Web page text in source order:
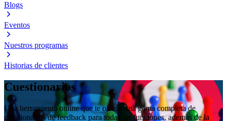
Blogs
Eventos
Nuestros programas
Historias de clientes
Cuestionarios
Una herramienta online que te ofrece una gama completa de
cuestionarios de feedback para todas las funciones, ademas de la